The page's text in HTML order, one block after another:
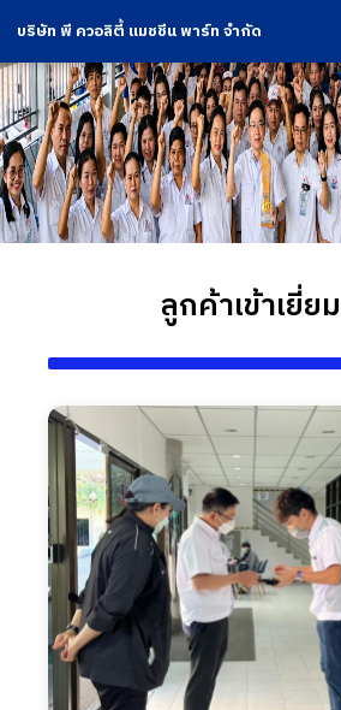
บริษัท พี ควอลิตี้ แมชชีน พาร์ท จำกัด
ลูกค้าเข้าเยี่ย